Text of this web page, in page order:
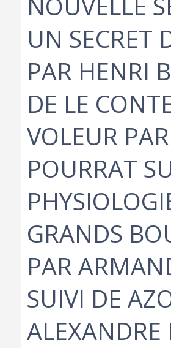
UN SECRET
PAR HENRI
DE LE
VOLEUR
POURRAT
GRANDS
PAR
SUIVI DE
ALEXANDRE